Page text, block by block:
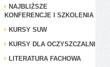
NAJBLIŻSZE
KONFERENCJE I SZKOLENIA
KURSY SUW
KURSY DLA OCZYSZCZALNI
LITERATURA FACHOWA